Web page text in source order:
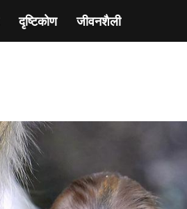
दृष्टिकाेण जीवनशैली